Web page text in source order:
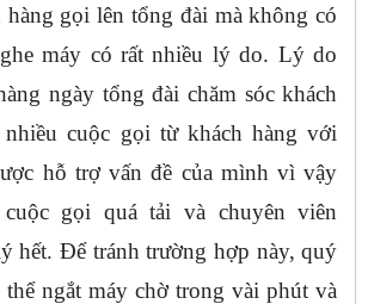
gọi lên tổng đài mà không có
máy có rất nhiều lý do. Lý do
ngày tổng đài chăm sóc khách
nhiều cuộc gọi từ khách hàng với
hỗ trợ vấn đề của mình vì vậy
gọi quá tải và chuyên viên
hết. Để tránh trường hợp này, quý
thể ngắt máy chờ trong vài phút và